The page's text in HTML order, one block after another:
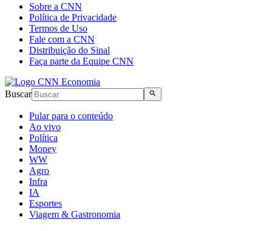
Sobre a CNN
Política de Privacidade
Termos de Uso
Fale com a CNN
Distribuição do Sinal
Faça parte da Equipe CNN
Buscar
Pular para o conteúdo
Ao vivo
Política
Money
WW
Agro
Infra
IA
Esportes
Viagem & Gastronomia